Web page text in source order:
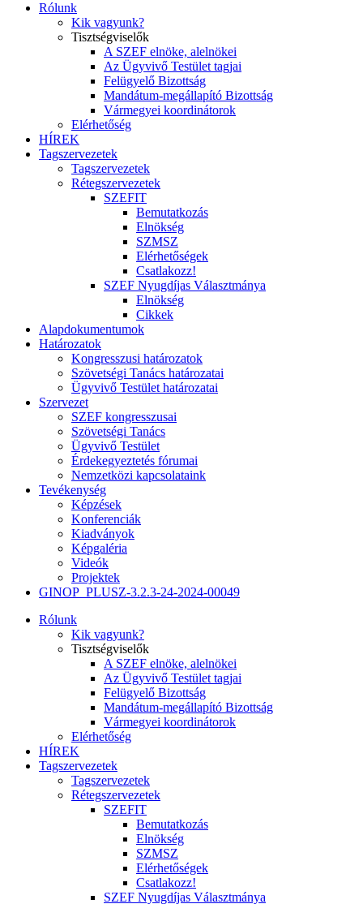
Rólunk
Kik vagyunk?
Tisztségviselők
A SZEF elnöke, alelnökei
Az Ügyvivő Testület tagjai
Felügyelő Bizottság
Mandátum-megállapító Bizottság
Vármegyei koordinátorok
Elérhetőség
HÍREK
Tagszervezetek
Tagszervezetek
Rétegszervezetek
SZEFIT
Bemutatkozás
Elnökség
SZMSZ
Elérhetőségek
Csatlakozz!
SZEF Nyugdíjas Választmánya
Elnökség
Cikkek
Alapdokumentumok
Határozatok
Kongresszusi határozatok
Szövetségi Tanács határozatai
Ügyvivő Testület határozatai
Szervezet
SZEF kongresszusai
Szövetségi Tanács
Ügyvivő Testület
Érdekegyeztetés fórumai
Nemzetközi kapcsolataink
Tevékenység
Képzések
Konferenciák
Kiadványok
Képgaléria
Videók
Projektek
GINOP_PLUSZ-3.2.3-24-2024-00049
Rólunk
Kik vagyunk?
Tisztségviselők
A SZEF elnöke, alelnökei
Az Ügyvivő Testület tagjai
Felügyelő Bizottság
Mandátum-megállapító Bizottság
Vármegyei koordinátorok
Elérhetőség
HÍREK
Tagszervezetek
Tagszervezetek
Rétegszervezetek
SZEFIT
Bemutatkozás
Elnökség
SZMSZ
Elérhetőségek
Csatlakozz!
SZEF Nyugdíjas Választmánya